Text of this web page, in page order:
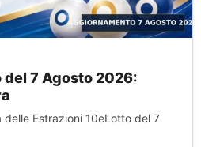
7 Agosto 2026:
Estrazioni 10eLotto del 7